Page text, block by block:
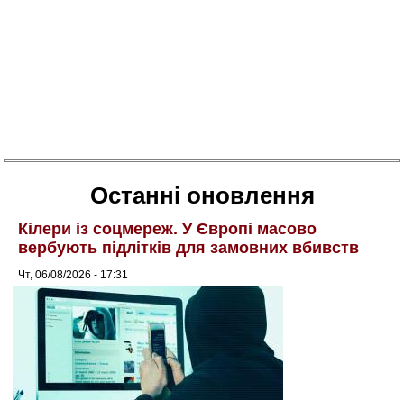
Останні оновлення
Кілери із соцмереж. У Європі масово
вербують підлітків для замовних вбивств
Чт, 06/08/2026 - 17:31